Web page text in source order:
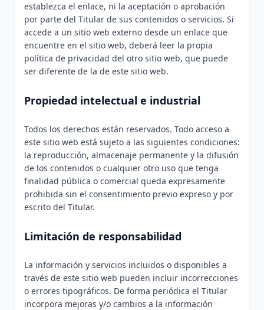
establezca el enlace, ni la aceptación o aprobación
por parte del Titular de sus contenidos o servicios. Si
accede a un sitio web externo desde un enlace que
encuentre en el sitio web, deberá leer la propia
política de privacidad del otro sitio web, que puede
ser diferente de la de este sitio web.
Propiedad intelectual e industrial
Todos los derechos están reservados. Todo acceso a
este sitio web está sujeto a las siguientes condiciones:
la reproducción, almacenaje permanente y la difusión
de los contenidos o cualquier otro uso que tenga
finalidad pública o comercial queda expresamente
prohibida sin el consentimiento previo expreso y por
escrito del Titular.
Limitación de responsabilidad
La información y servicios incluidos o disponibles a
través de este sitio web pueden incluir incorrecciones
o errores tipográficos. De forma periódica el Titular
incorpora mejoras y/o cambios a la información